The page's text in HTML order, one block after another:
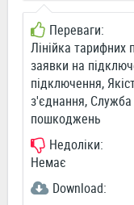
Переваги:
Лінійка тарифних
заявки на
підключення,
з'єднання, Служба
пошкоджень
Недоліки:
Немає
Download: